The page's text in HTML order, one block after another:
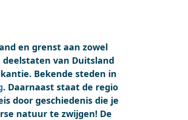
en grenst aan zowel
deelstaten van Duitsland
Bekende steden in
. Daarnaast staat de regio
door geschiedenis die je
natuur te zwijgen! De